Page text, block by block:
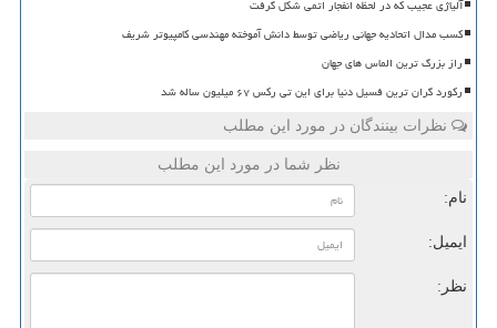
آلیاژی عجیب که در لحظه انفجار اتمی شکل گرفت
کسب مدال اتحادیه جهانی ریاضی توسط دانش آموخته مهندسی کامپیوتر شریف
راز بزرگ ترین الماس های جهان
رکورد گران ترین فسیل دنیا برای این تی رکس ۶۷ میلیون ساله شد
نظرات بینندگان در مورد این مطلب
نظر شما در مورد این مطلب
نام:
ایمیل:
نظر: